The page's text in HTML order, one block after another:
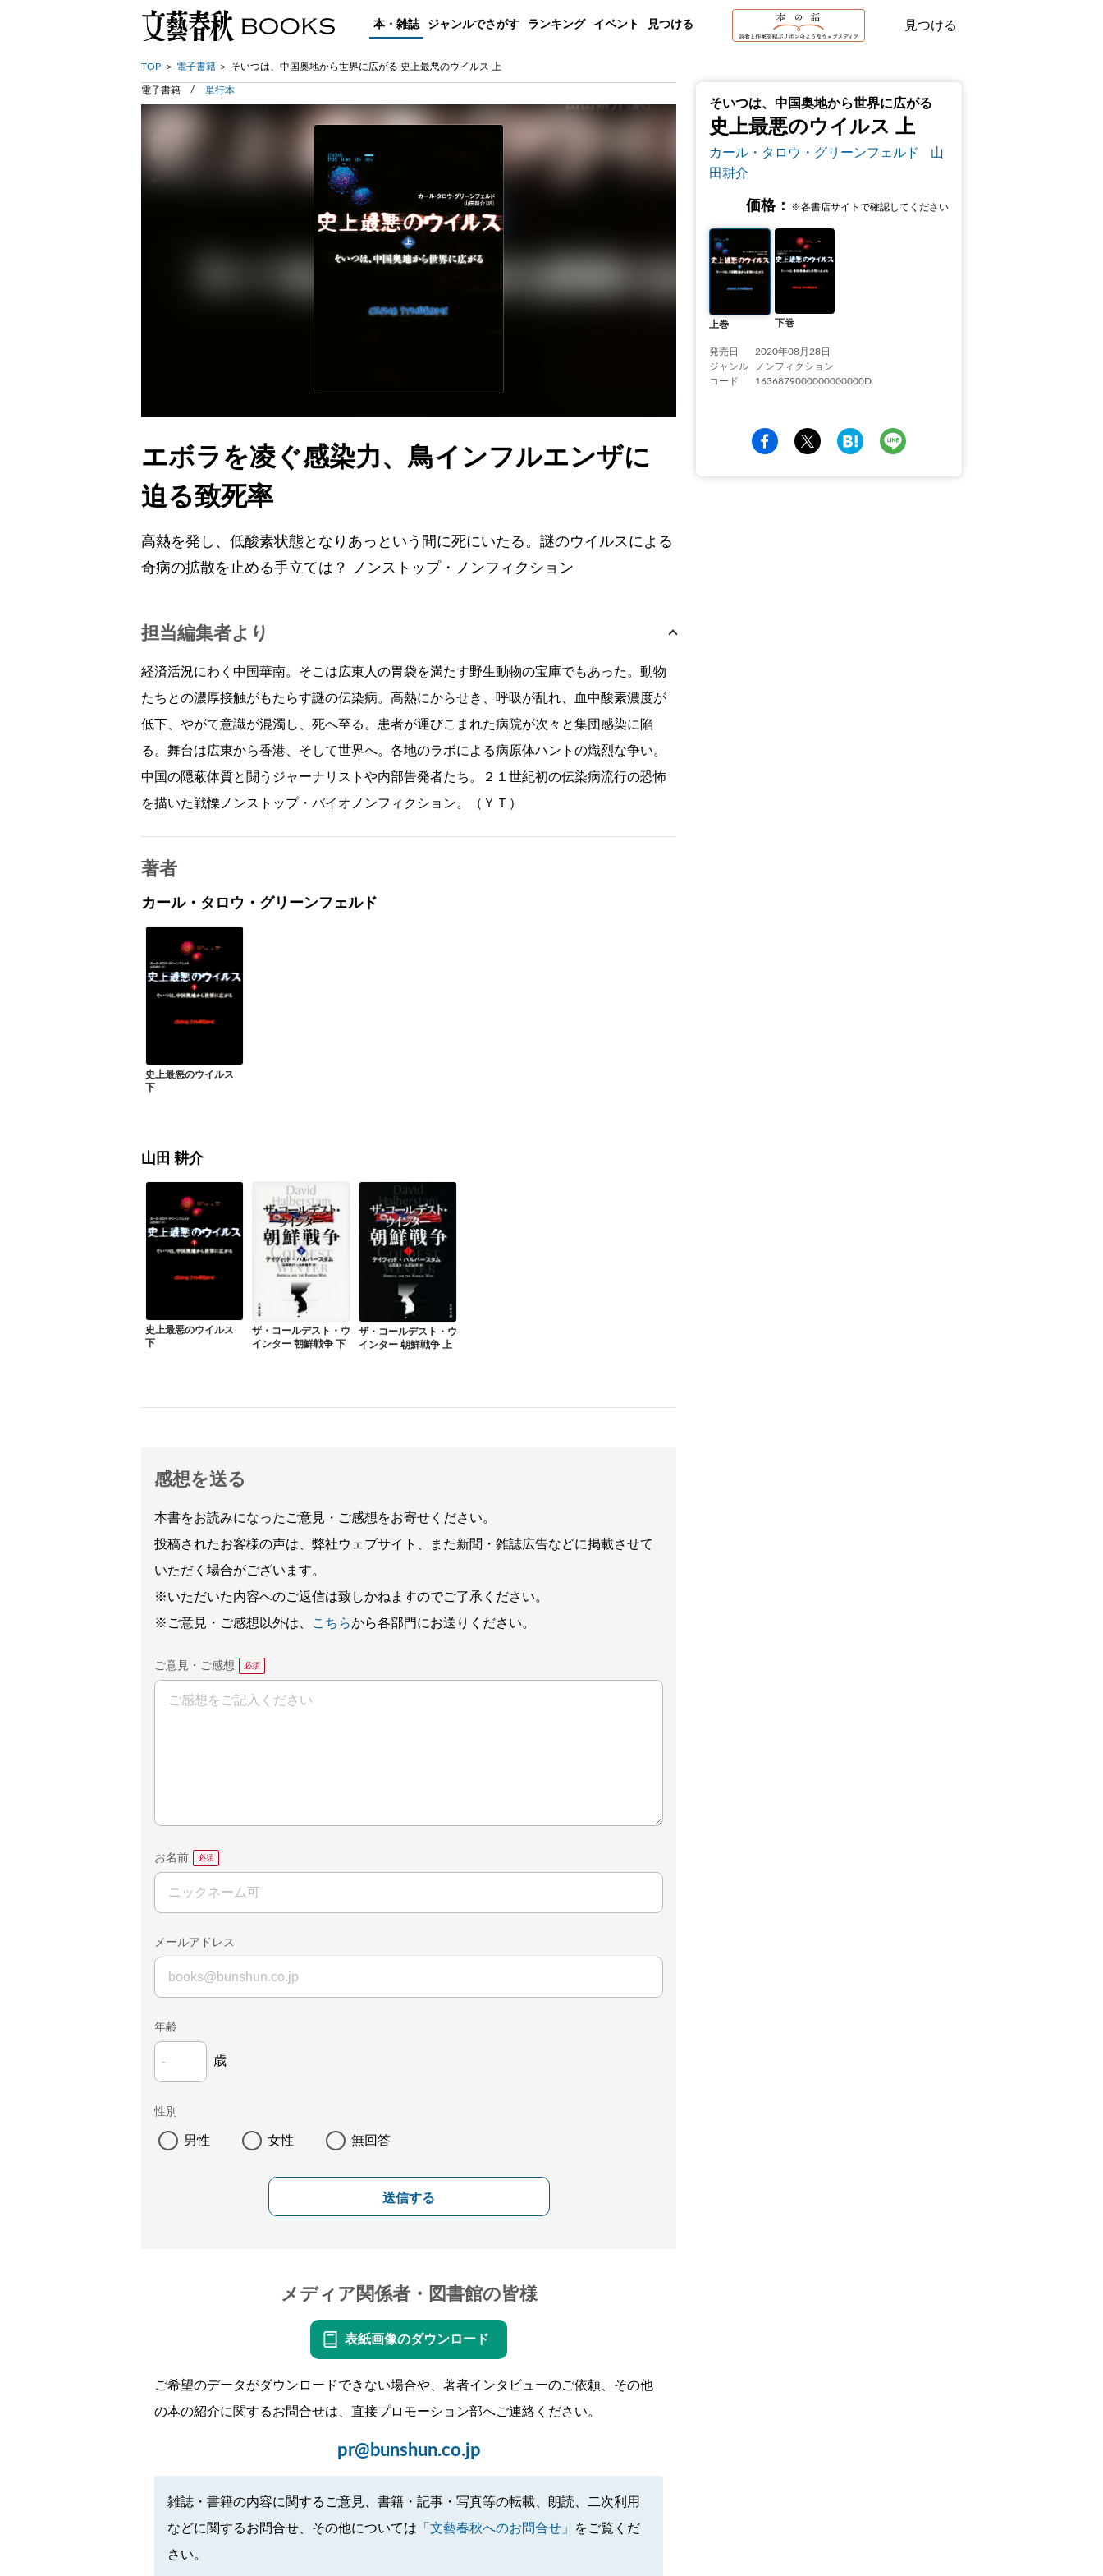
本・雑誌 ジャンルでさがす ランキング イベント 見つける 見つける
TOP 電子書籍 そいつは、中国奥地から世界に広がる 史上最悪のウイルス 上
そいつは、中国奥地から世界に広がる
史上最悪のウイルス 上
カール・タロウ・グリーンフェルド
山
田耕介
価格： ※各書店サイトで確認してください
上巻 下巻
発売日
2020年08月28日
ジャンル
ノンフィクション
コード
1636879000000000000D
電子書籍 単行本
エボラを凌ぐ感染力、鳥インフルエンザに
迫る致死率
高熱を発し、低酸素状態となりあっという間に死にいたる。謎のウイルスによる
奇病の拡散を止める手立ては？ ノンストップ・ノンフィクション
担当編集者より
経済活況にわく中国華南。そこは広東人の胃袋を満たす野生動物の宝庫でもあった。動物
たちとの濃厚接触がもたらす謎の伝染病。高熱にからせき、呼吸が乱れ、血中酸素濃度が
低下、やがて意識が混濁し、死へ至る。患者が運びこまれた病院が次々と集団感染に陥
る。舞台は広東から香港、そして世界へ。各地のラボによる病原体ハントの熾烈な争い。
中国の隠蔽体質と闘うジャーナリストや内部告発者たち。２１世紀初の伝染病流行の恐怖
を描いた戦慄ノンストップ・バイオノンフィクション。（ＹＴ）
著者
カール・タロウ・グリーンフェルド
史上最悪のウイルス
下
山田 耕介
史上最悪のウイルス
下
ザ・コールデスト・ウ
インター 朝鮮戦争 下
ザ・コールデスト・ウ
インター 朝鮮戦争 上
感想を送る
本書をお読みになったご意見・ご感想をお寄せください。
投稿されたお客様の声は、弊社ウェブサイト、また新聞・雑誌広告などに掲載させて
いただく場合がございます。
※いただいた内容へのご返信は致しかねますのでご了承ください。
※ご意見・ご感想以外は、
こちらから各部門にお送りください。
ご意見・ご感想
お名前
メールアドレス
年齢
歳
性別
男性 女性 無回答
送信する
メディア関係者・図書館の皆様
表紙画像のダウンロード
ご希望のデータがダウンロードできない場合や、著者インタビューのご依頼、その他
の本の紹介に関するお問合せは、直接プロモーション部へご連絡ください。
pr@bunshun.co.jp
雑誌・書籍の内容に関するご意見、書籍・記事・写真等の転載、朗読、二次利用
などに関するお問合せ、その他については 「文藝春秋へのお問合せ」
をご覧くだ
さい。